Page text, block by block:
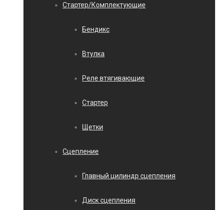
Стартер/Комплектующие
Бендикс
Втулка
Реле втягивающие
Стартер
Щетки
Сцепление
Главный цилиндр сцепления
Диск сцепления